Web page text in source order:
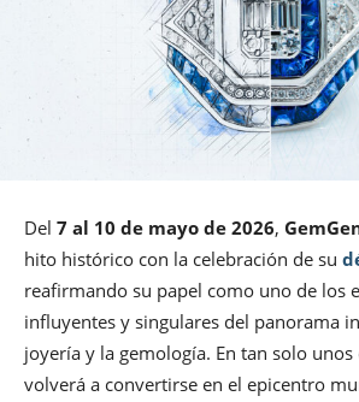
Del 7 al 10 de mayo de 2026,
hito histórico con la celebración de su
reafirmando su papel como uno de los
influyentes y singulares del panorama
joyería y la gemología. En tan solo unos
volverá a convertirse en el epicentro